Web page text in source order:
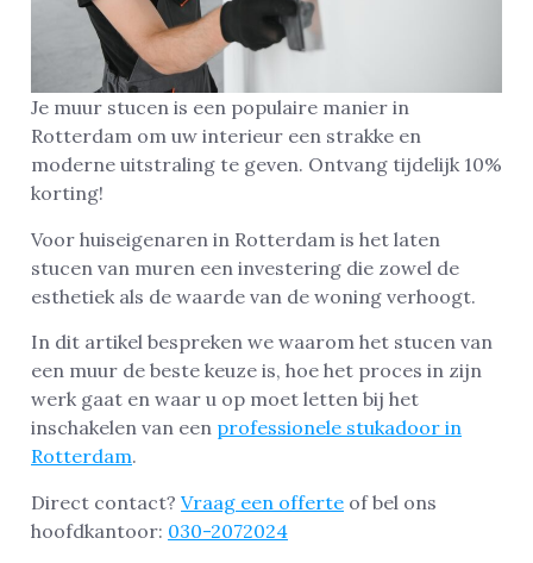
Je muur stucen is een populaire manier in
Rotterdam om uw interieur een strakke en
moderne uitstraling te geven. Ontvang tijdelijk 10%
korting!
Voor huiseigenaren in Rotterdam is het laten
stucen van muren een investering die zowel de
esthetiek als de waarde van de woning verhoogt.
In dit artikel bespreken we waarom het stucen van
een muur de beste keuze is, hoe het proces in zijn
werk gaat en waar u op moet letten bij het
inschakelen van een professionele stukadoor in
Rotterdam.
Direct contact? Vraag een offerte of bel ons
hoofdkantoor: 030-2072024